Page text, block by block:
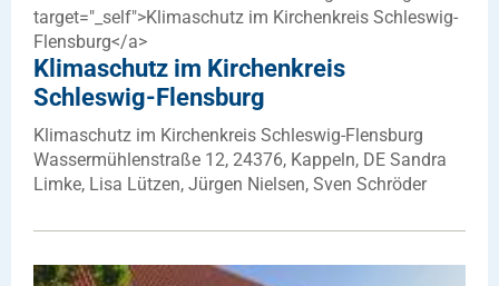
Klimaschutz im Kirchenkreis
Schleswig-Flensburg
Klimaschutz im Kirchenkreis Schleswig-Flensburg
Wassermühlenstraße 12, 24376, Kappeln, DE Sandra
Limke, Lisa Lützen, Jürgen Nielsen, Sven Schröder